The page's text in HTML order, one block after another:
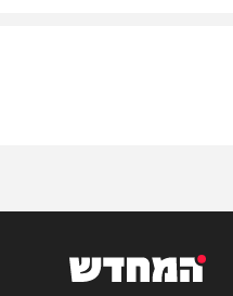
המחדש